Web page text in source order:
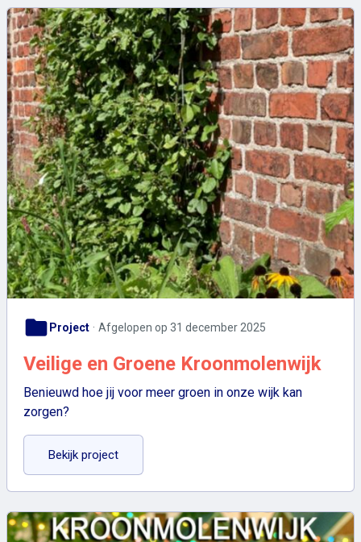
folder Project Afgelopen op 31 december 2025
Veilige en Groene Kroonmolenwijk
Benieuwd hoe jij voor meer groen in onze wijk kan
zorgen?
Bekijk project: Veilige en Groene Kroonmolenwijk